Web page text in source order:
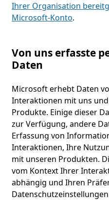
Ihrer Organisation
Microsoft-Konto.
Von uns erfasste
Daten
Microsoft erhebt Daten
Interaktionen mit uns
Produkte. Einige dieser
zur Verfügung, andere
Erfassung von
Interaktionen, Ihre
mit unseren Produkten.
vom Kontext Ihrer
abhängig und Ihren